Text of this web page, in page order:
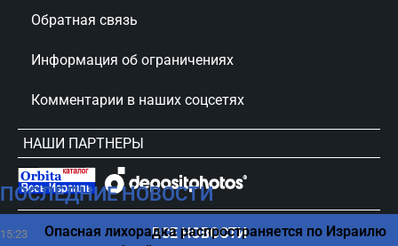
ПОСЛЕДНИЕ НОВОСТИ
15:23
Опасная лихорадка распространяется по Израилю
ВСЕ НОВОСТИ
Обратная связь
Информация об ограничениях
Комментарии в наших соцсетях
НАШИ ПАРТНЕРЫ
сursorinfo.co.il © Все права защищены